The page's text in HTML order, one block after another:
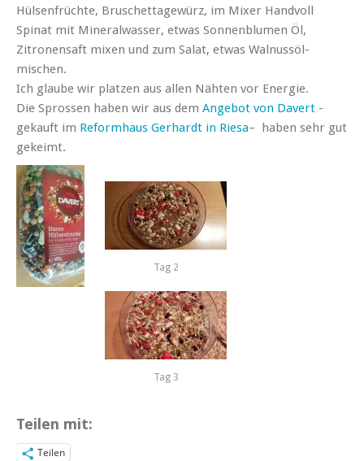
Hülsenfrüchte, Bruschettagewürz, im Mixer Handvoll
Spinat mit Mineralwasser, etwas Sonnenblumen Öl,
Zitronensaft mixen und zum Salat, etwas Walnussöl-
mischen.
Ich glaube wir platzen aus allen Nähten vor Energie.
Die Sprossen haben wir aus dem Angebot von Davert -
gekauft im Reformhaus Gerhardt in Riesa– haben sehr gut
gekeimt.
Tag 2
Tag 3
Teilen mit:
Teilen